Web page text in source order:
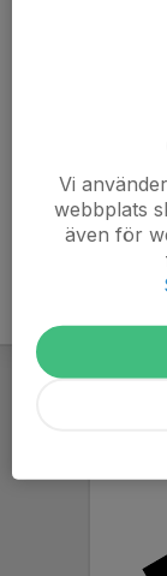
för
I appen
och
kontrollera
fortfarande
medlems
Vi
webbplats
även för